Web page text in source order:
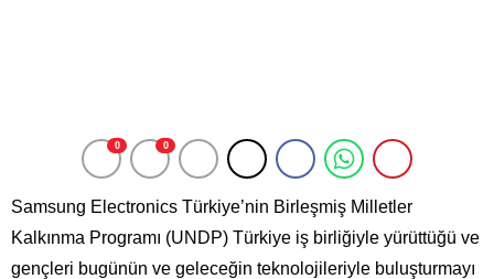
0 0
Samsung Electronics Türkiye’nin Birleşmiş Milletler
Kalkınma Programı (UNDP) Türkiye iş birliğiyle yürüttüğü ve
gençleri bugünün ve geleceğin teknolojileriyle buluşturmayı